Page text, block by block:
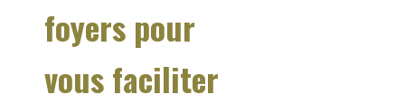
foyers pour
vous faciliter